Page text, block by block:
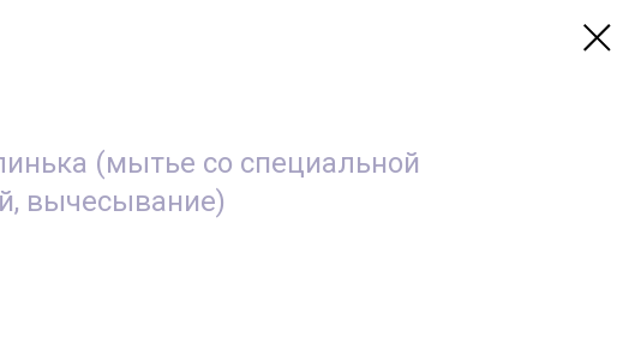
(мытье со специальной
вычесывание)